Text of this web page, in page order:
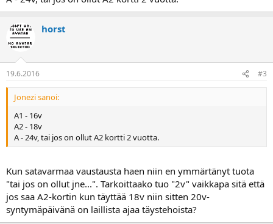
horst
19.6.2016 #3
Jonezi sanoi:
A1 - 16v
A2 - 18v
A - 24v, tai jos on ollut A2 kortti 2 vuotta.
Kun satavarmaa vaustausta haen niin en ymmärtänyt tuota
"tai jos on ollut jne...". Tarkoittaako tuo "2v" vaikkapa sitä että
jos saa A2-kortin kun täyttää 18v niin sitten 20v-
syntymäpäivänä on laillista ajaa täystehoista?